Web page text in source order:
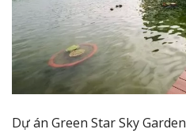
Dự án Green Star Sky